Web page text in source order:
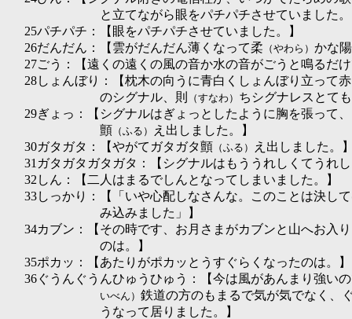
と立てながら眼をパチパチさせていました
25パチパチ：【眼をパチパチさせていました。】
26だんだん：【雲がだんだん薄くなって柔 （やわら） かな陽
27ごう：【遠くの遠くの風の音か水の音がごうと鳴るだ
28しょんぼり：【枕木の向うに青白くしょんぼり立って
のシグナル、則
（すなわ） ちシグナレスとて
29ぎょっ：【シグナルはぎょっとしたように胸を張って
顫 （ふる）
え出しました。】
30ガタガタ：【やがてガタガタ顫 （ふる）
え出しました。
31ガタガタガタガタ：【シグナルはもううれしくてうれ
32しん：【二人はまるでしんとなってしまいました。】
33しっかり：【「いや心配しなさんな。このことは決し
み込みました」】
34カブン：【その時です、お月さまがカブンと山へお入
のは。】
35ポカッ：【あたりがポカッとうすぐらくなったのは。】
36ぐうんぐうんひゅうひゅう：【今は風があんまり強い
いべん） 鉄道の方のもまるで気が気でなく、
うなって居りました。】